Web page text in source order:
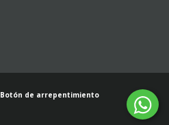
Botón de arrepentimiento